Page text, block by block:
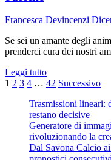
a
Modena
Francesca Devincenzi
Se sei un amante degli
prenderci cura dei nostri
Leggi tuttoLeggi
di
su
La
lotta
continua:
Tutto
Paginazione
degli
articoli
1 2 3 4 … 42 Successivo
Trasmissioni lineari:
restano decisive
Generatore di
rivoluzionando la
Dal Savona Calcio